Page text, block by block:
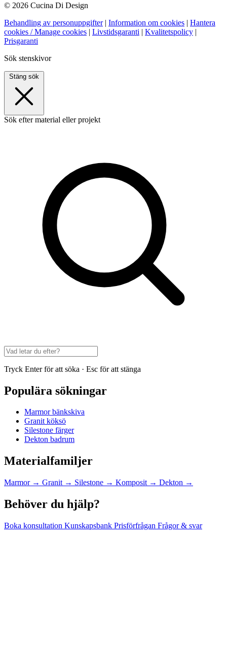
© 2026 Cucina Di Design
Behandling av personuppgifter | Information om cookies | Hantera
cookies / Manage cookies | Livstidsgaranti | Kvalitetspolicy |
Prisgaranti
Sök stenskivor
Stäng sök
Sök efter material eller projekt
Tryck Enter för att söka · Esc för att stänga
Populära sökningar
Marmor bänkskiva
Granit köksö
Silestone färger
Dekton badrum
Materialfamiljer
Marmor → Granit → Silestone → Komposit → Dekton →
Behöver du hjälp?
Boka konsultation Kunskapsbank Prisförfrågan Frågor & svar